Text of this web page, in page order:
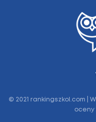
© 2021 rankingszkol.com |
oceny